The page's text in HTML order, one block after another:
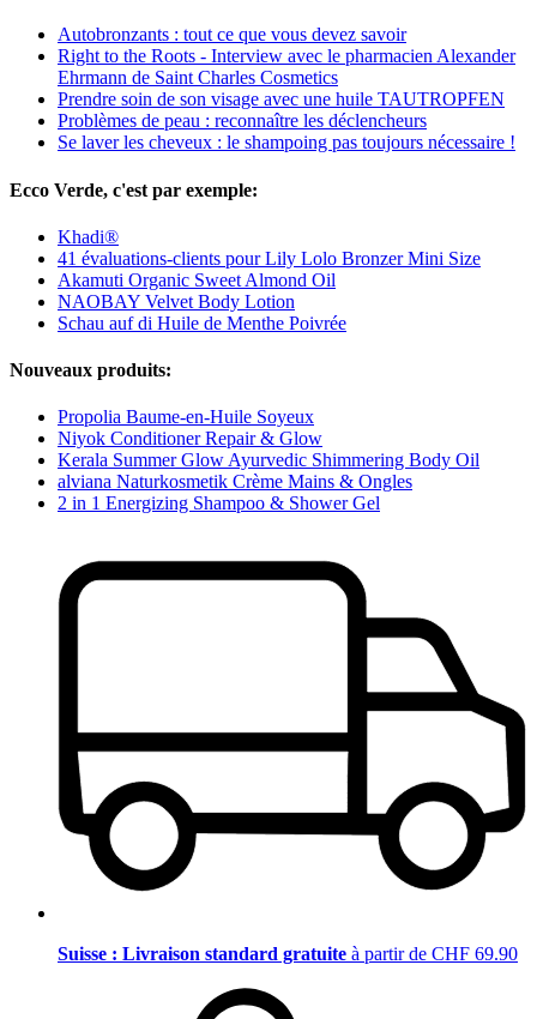
Autobronzants : tout ce que vous devez savoir
Right to the Roots - Interview avec le pharmacien Alexander
Ehrmann de Saint Charles Cosmetics
Prendre soin de son visage avec une huile TAUTROPFEN
Problèmes de peau : reconnaître les déclencheurs
Se laver les cheveux : le shampoing pas toujours nécessaire !
Ecco Verde, c'est par exemple:
Khadi®
41 évaluations-clients pour Lily Lolo Bronzer Mini Size
Akamuti Organic Sweet Almond Oil
NAOBAY Velvet Body Lotion
Schau auf di Huile de Menthe Poivrée
Nouveaux produits:
Propolia Baume-en-Huile Soyeux
Niyok Conditioner Repair & Glow
Kerala Summer Glow Ayurvedic Shimmering Body Oil
alviana Naturkosmetik Crème Mains & Ongles
2 in 1 Energizing Shampoo & Shower Gel
Suisse : Livraison standard gratuite à partir de CHF 69.90